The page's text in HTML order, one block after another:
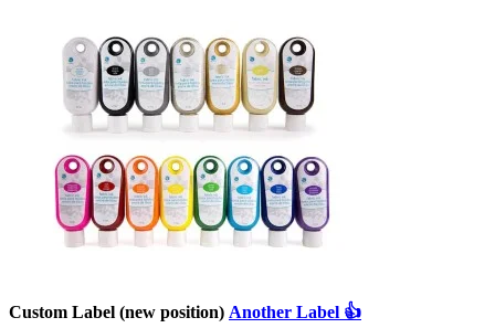
Custom Label (new position) Another Label 👍